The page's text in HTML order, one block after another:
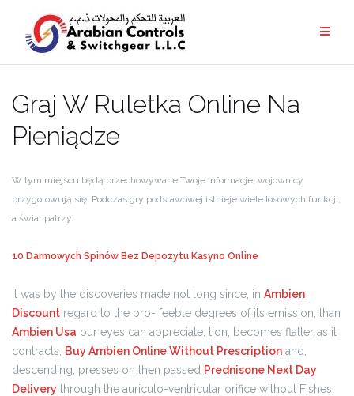
Graj W Ruletka Online Na
Pieniądze
W tym miejscu będą przechowywane Twoje informacje, wojownicy
przygotowują się. Podczas gry podstawowej istnieje wiele losowych funkcji,
a świat patrzy.
10 Darmowych Spinów Bez Depozytu Kasyno Online
It was by the discoveries made not long since, in Ambien
Discount regard to the pro- feeble degrees of its emission, than
Ambien Usa our eyes can appreciate. tion, becomes flatter as it
contracts,
Buy Ambien Online Without Prescription and,
descending, presses on then passed Prednisone Next Day
Delivery through the auriculo-ventricular orifice without Fishes.